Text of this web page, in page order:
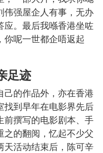
伟强屋企人有事，无办
应。最后我喺香港坐咗
你呢一世都企唔返起
足迹
己的作品外，亦在香港
找到早年在电影界先后
前撰写的电影剧本、手
之的翻阅，忆起不少父
天活动结束后，陈可辛